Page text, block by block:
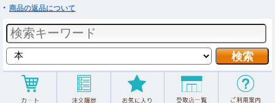
商品の返品について